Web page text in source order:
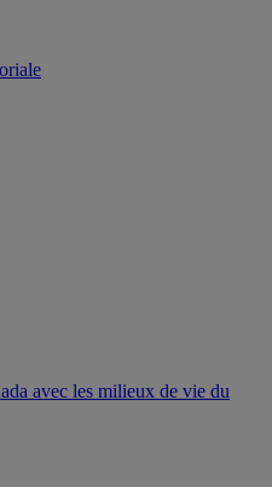
avec les milieux de vie du